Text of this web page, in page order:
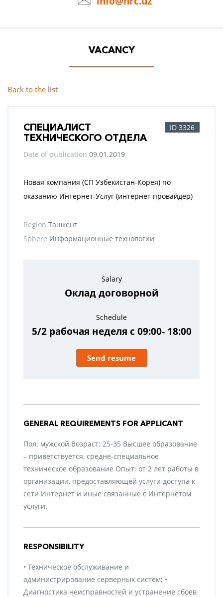
VACANCY
Back to the list
СПЕЦИАЛИСТ
ТЕХНИЧЕСКОГО ОТДЕЛА
ID 3326
Date of publication 09.01.2019
Новая компания (СП Узбекистан-Корея) по
оказанию Интернет-Услуг (интернет провайдер)
Region Ташкент
Sphere Информационные технологии
Salary
Оклад договорной
Schedule
5/2 рабочая неделя с 09:00- 18:00
Send resume
GENERAL REQUIREMENTS FOR APPLICANT
Пол: мужской Возраст: 25-35 Высшее образование
– приветствуется, средне-специальное
техническое образование Опыт: от 2 лет работы в
организации, предоставляющей услуги доступа к
сети Интернет и иные связанные с Интернетом
услуги.
RESPONSIBILITY
• Техническое обслуживание и
администрирование серверных систем; •
Диагностика неисправностей и устранение сбоев